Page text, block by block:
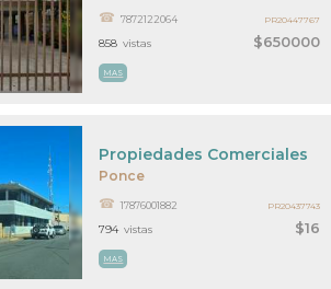
$650000
7872122064
MAS
858 vistas
PR20447767
Ponce
$16
Propiedades Comerciales
17876001882
MAS
794 vistas
PR20437743